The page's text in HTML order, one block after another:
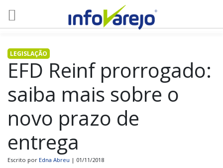
LEGISLAÇÃO
EFD Reinf prorrogado:
saiba mais sobre o
novo prazo de
entrega
Escrito por Edna Abreu | 01/11/2018